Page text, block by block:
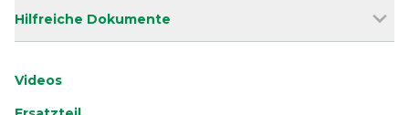
Hilfreiche Dokumente
Videos